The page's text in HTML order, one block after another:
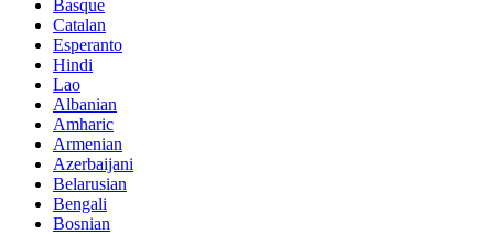
Basque
Catalan
Esperanto
Hindi
Lao
Albanian
Amharic
Armenian
Azerbaijani
Belarusian
Bengali
Bosnian